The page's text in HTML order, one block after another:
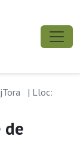
| Lloc: